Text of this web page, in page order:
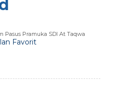
Pasus Pramuka SDI At Taqwa
Favorit